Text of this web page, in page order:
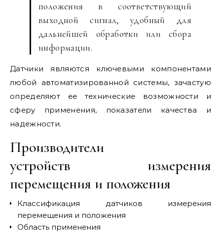
положения в соответствующий
выходной сигнал, удобный для
дальнейшей обработки или сбора
информации.
Датчики являются ключевыми компонентами
любой автоматизированной системы, зачастую
определяют ее технические возможности и
сферу применения, показатели качества и
надежности.
Производители
устройств измерения
перемещения и положения
Классификация датчиков измерения
перемещения и положения
Область применения